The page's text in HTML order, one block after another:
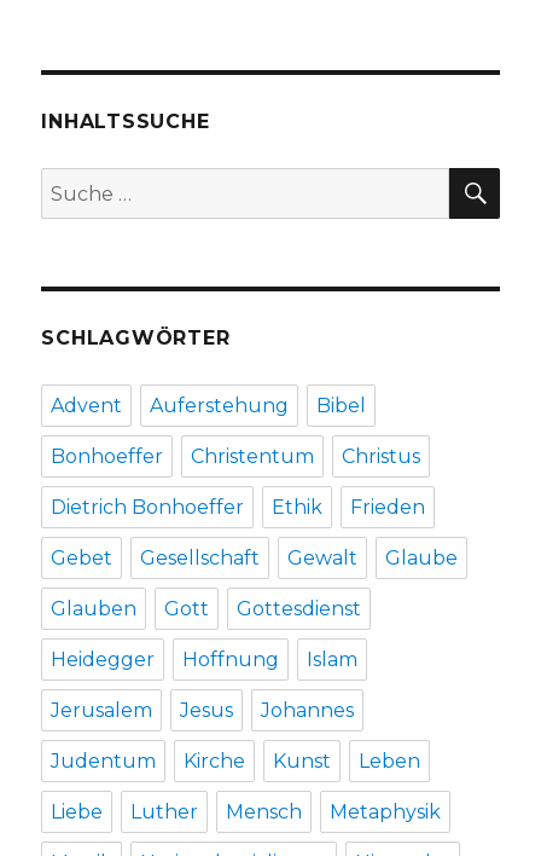
von
Fleischer,
2018
INHALTSSUCHE
Suche
nach:
SCHLAGWÖRTER
Advent Auferstehung Bibel
Bonhoeffer Christentum Christus
Dietrich Bonhoeffer Ethik Frieden
Gebet Gesellschaft Gewalt Glaube
Glauben Gott Gottesdienst
Heidegger Hoffnung Islam
Jerusalem Jesus Johannes
Judentum Kirche Kunst Leben
Liebe Luther Mensch Metaphysik